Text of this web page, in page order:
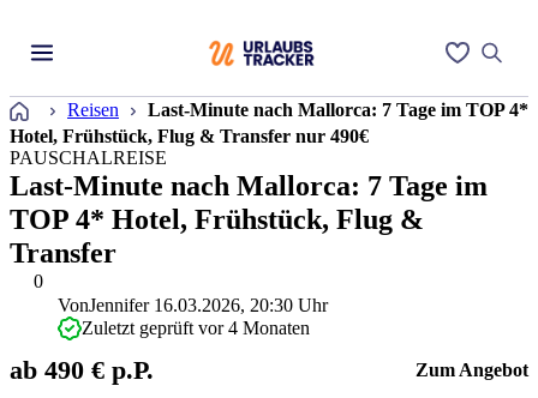
Startseite
Reisen
Last-Minute nach Mallorca: 7 Tage im TOP 4*
Hotel, Frühstück, Flug & Transfer nur 490€
0
PAUSCHALREISE
Last-Minute nach Mallorca: 7 Tage im
TOP 4* Hotel, Frühstück, Flug &
Transfer
VonJennifer 16.03.2026, 20:30 Uhr
Zuletzt geprüft vor 4 Monaten
ab 490 € p.P. Zum Angebot